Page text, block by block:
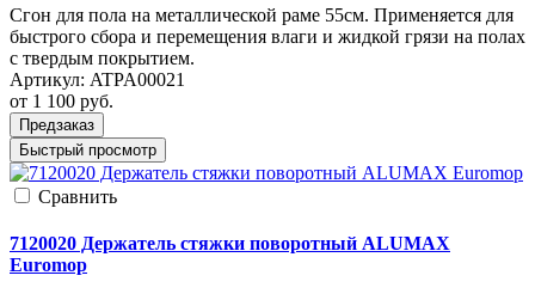
Сгон для пола на металлической раме 55см. Применяется для
быстрого сбора и перемещения влаги и жидкой грязи на полах
с твердым покрытием.
Артикул: ATPA00021
от 1 100 руб.
Предзаказ
Быстрый просмотр
Cравнить
7120020 Держатель стяжки поворотный ALUMAX
Euromop